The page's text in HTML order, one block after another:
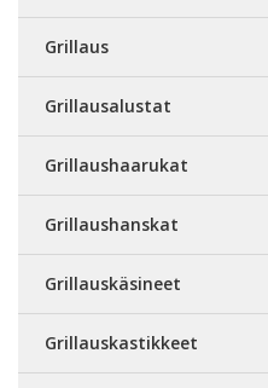
Grillaus
Grillausalustat
Grillaushaarukat
Grillaushanskat
Grillauskäsineet
Grillauskastikkeet